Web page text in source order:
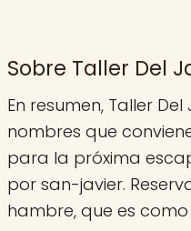
Sobre Taller Del
En resumen, Taller
nombres que
para la próxima
por san-javier.
hambre, que es